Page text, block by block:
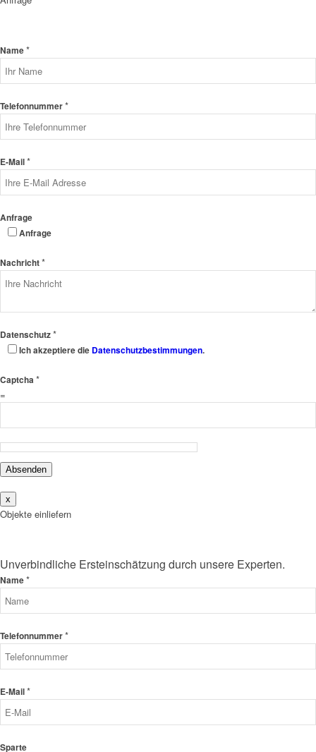
Name*
Telefonnummer*
E-Mail*
Anfrage
Anfrage
Nachricht*
Datenschutz*
Ich akzeptiere die Datenschutzbestimmungen.
Captcha *
=
Absenden
x
Objekte einliefern
Unverbindliche Ersteinschätzung durch unsere Experten.
Name*
Telefonnummer*
E-Mail*
Sparte